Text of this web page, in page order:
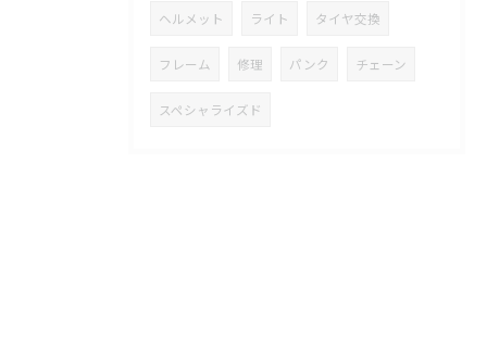
ヘルメット ライト タイヤ交換
フレーム 修理 パンク チェーン
スペシャライズド